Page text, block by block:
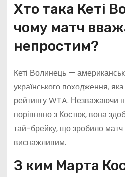
Хто така Кеті
чому матч
непростим?
Кеті Волинець —
українського походження,
рейтингу WTA. Незважаючи
порівняно з Костюк, вона
тай-брейку, що зробило матч
виснажливим.
З ким Марта